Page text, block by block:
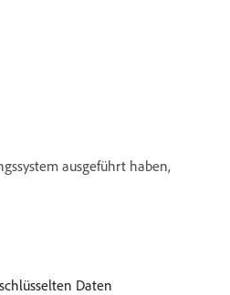
ausgeführt haben,
Daten